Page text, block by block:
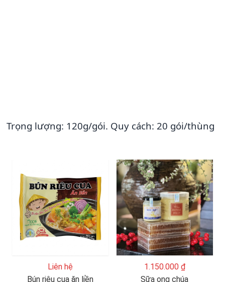
Trọng lượng: 120g/gói. Quy cách: 20 gói/thùng
Liên hệ
Bún riêu cua ăn liền
1.150.000 ₫
Sữa ong chúa